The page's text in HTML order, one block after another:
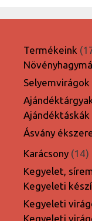
Termékeink
Selyemvirágok
Ajándéktáskák
Ásvány
Karácsony 1414
Kegyelet,
Kegyeleti
Kegyeleti
Kegyeleti